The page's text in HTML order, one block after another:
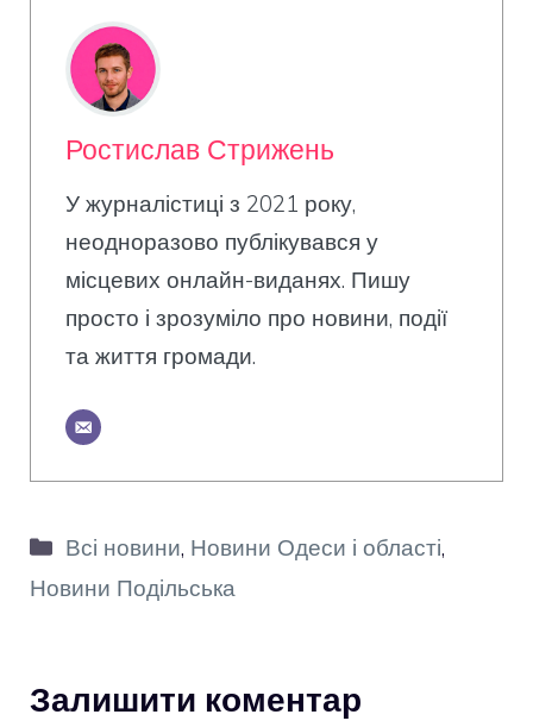
Ростислав Стрижень
У журналістиці з 2021 року,
неодноразово публікувався у
місцевих онлайн-виданях. Пишу
просто і зрозуміло про новини, події
та життя громади.
Категорії
Всі новини, Новини Одеси і області,
Новини Подільська
Залишити коментар